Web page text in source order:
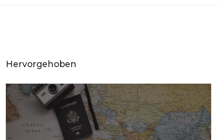
Hervorgehoben